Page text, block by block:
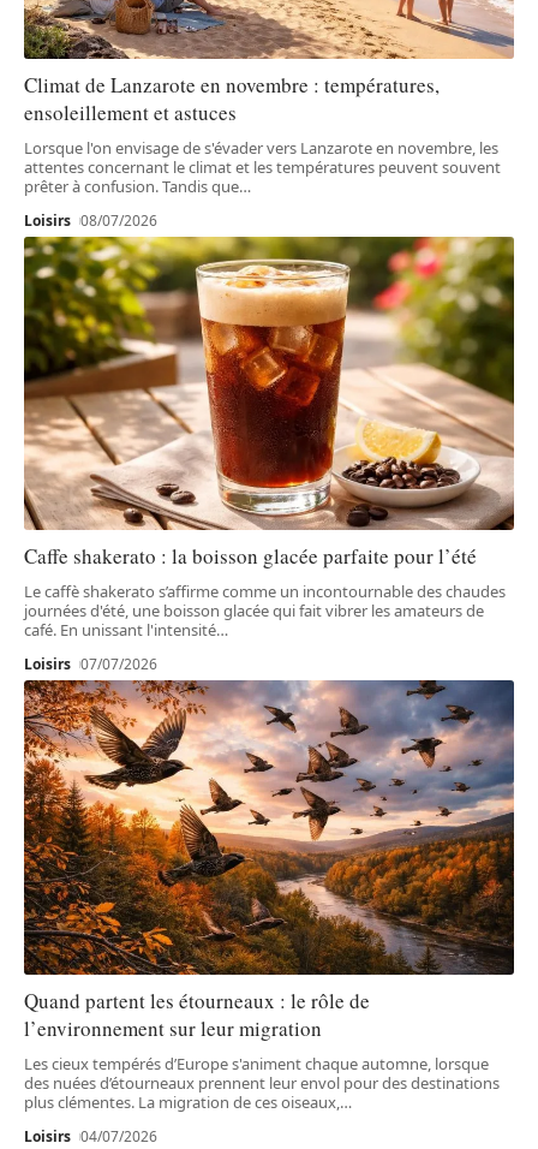
Climat de Lanzarote en novembre : températures,
ensoleillement et astuces
Lorsque l'on envisage de s'évader vers Lanzarote en novembre, les
attentes concernant le climat et les températures peuvent souvent
prêter à confusion. Tandis que…
Loisirs 08/07/2026
Caffe shakerato : la boisson glacée parfaite pour l’été
Le caffè shakerato s’affirme comme un incontournable des chaudes
journées d'été, une boisson glacée qui fait vibrer les amateurs de
café. En unissant l'intensité…
Loisirs 07/07/2026
Quand partent les étourneaux : le rôle de
l’environnement sur leur migration
Les cieux tempérés d’Europe s'animent chaque automne, lorsque
des nuées d’étourneaux prennent leur envol pour des destinations
plus clémentes. La migration de ces oiseaux,…
Loisirs 04/07/2026